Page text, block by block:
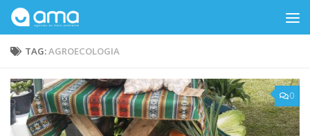
Skip to content
TAG:AGROECOLOGIA
0